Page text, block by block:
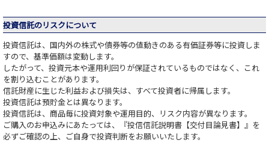
投資信託のリスクについて
投資信託は、国内外の株式や債券等の値動きのある有価証券等に投資しま
すので、基準価額は変動します。
したがって、投資元本や運用利回りが保証されているものではなく、これ
を割り込むことがあります。
信託財産に生じた利益および損失は、すべて投資者に帰属します。
投資信託は預貯金とは異なります。
投資信託は、商品毎に投資対象や運用目的、リスク内容が異なります。
ご購入のお申込みにあたっては、『投信信託説明書【交付目論見書】』を
必ずご確認の上、ご自身で投資判断をお願いいたします。